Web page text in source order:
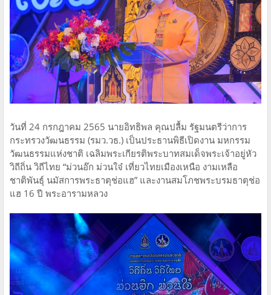
วันที่ 24 กรกฎาคม 2565 นายอิทธิพล คุณปลื้ม รัฐมนตรีว่าการ
กระทรวงวัฒนธรรม (รมว.วธ.) เป็นประธานพิธีเปิดงาน มหกรรม
วัฒนธรรมแห่งชาติ เฉลิมพระเกียรติพระบาทสมเด็จพระเจ้าอยู่หัว
วิถีถิ่น วิถีไทย “ม่วนอ๊ก ม่วนใจ๋ เที่ยวไทยเมืองเหนือ งามเหลือ
ชาติพันธุ์ นมัสการพระธาตุช่อแฮ” และงานสมโภชพระบรมธาตุช่อ
แฮ 16 ปี พระอารามหลวง